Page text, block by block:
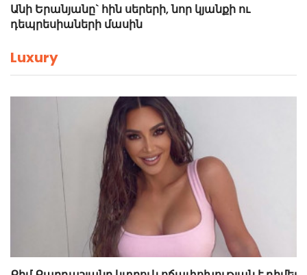
Անի Երանյանը` հին սերերի, նոր կյանքի ու
դեպրեսիաների մասին
Luxury